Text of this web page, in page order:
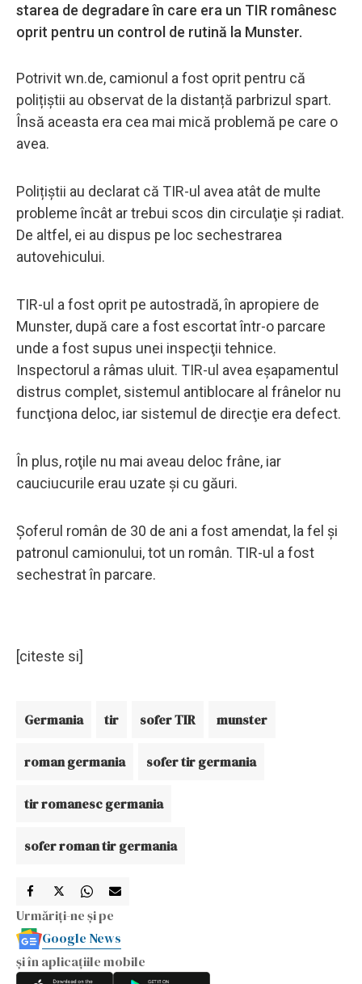
starea de degradare în care era un TIR românesc
oprit pentru un control de rutină la Munster.
Potrivit wn.de, camionul a fost oprit pentru că
polițiștii au observat de la distanță parbrizul spart.
Însă aceasta era cea mai mică problemă pe care o
avea.
Polițiștii au declarat că TIR-ul avea atât de multe
probleme încât ar trebui scos din circulaţie şi radiat.
De altfel, ei au dispus pe loc sechestrarea
autovehicului.
TIR-ul a fost oprit pe autostradă, în apropiere de
Munster, după care a fost escortat într-o parcare
unde a fost supus unei inspecţii tehnice.
Inspectorul a râmas uluit. TIR-ul avea eşapamentul
distrus complet, sistemul antiblocare al frânelor nu
funcţiona deloc, iar sistemul de direcţie era defect.
În plus, roţile nu mai aveau deloc frâne, iar
cauciucurile erau uzate și cu găuri.
Şoferul român de 30 de ani a fost amendat, la fel şi
patronul camionului, tot un român. TIR-ul a fost
sechestrat în parcare.
[citeste si]
Germania tir sofer TIR munster
roman germania sofer tir germania
tir romanesc germania
sofer roman tir germania
Urmăriți-ne și pe
Google News
și în aplicațiile mobile